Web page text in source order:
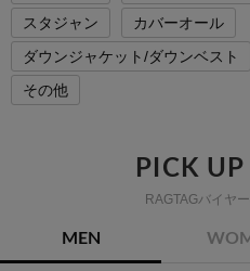
スタジャン
カバーオール
ダウンジャケット/ダウンベスト
その他
PICK
RAGTAGバイヤ
MEN